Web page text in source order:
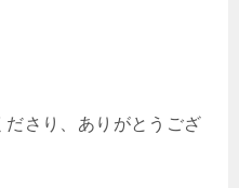
さり、ありがとうござ